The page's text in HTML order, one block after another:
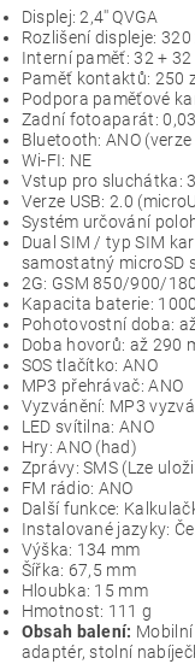
Displej: 2,4'' QVGA
Rozlišení displeje:
Interní paměť: 32 + 32
Paměť kontaktů: 250
Podpora paměťové
Zadní fotoaparát:
Bluetooth: ANO (verze
Wi-FI: NE
Vstup pro sluchátka:
Verze USB: 2.0
Systém určování
Dual SIM / typ SIM
samostatný microSD
2G: GSM 850/900/
Kapacita baterie:
Pohotovostní doba:
Doba hovorů: až 290
SOS tlačítko: ANO
MP3 přehrávač: ANO
Vyzvánění: MP3
LED svítilna: ANO
Hry: ANO (had)
Zprávy: SMS (Lze
FM rádio: ANO
Další funkce:
Instalované jazyky:
Výška: 134 mm
Šířka: 67,5 mm
Hloubka: 15 mm
Hmotnost: 111 g
Obsah balení:
adaptér, stolní